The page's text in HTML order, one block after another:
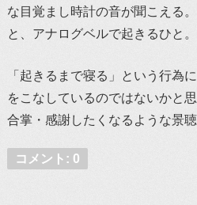
な目覚まし時計の音が聞こえる
と、アナログベルで起きるひと
「起きるまで寝る」という行為
をこなしているのではないかと
合掌・感謝したくなるような景聴
コメント: 0